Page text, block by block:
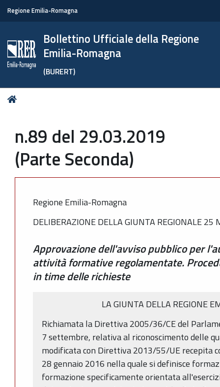
Regione Emilia-Romagna
Bollettino Ufficiale della Regione
Emilia-Romagna
(BURERT)
Tu
n.89 del 29.03.2019
(Parte Seconda)
Regione Emilia-Romagna
DELIBERAZIONE DELLA GIUNTA REGIONALE
Approvazione dell'avviso pubblico per
attività formative regolamentate.
in time delle richieste
LA GIUNTA DELLA REGIONE
Richiamata la Direttiva 2005/36/CE del
7 settembre, relativa al riconoscimento delle
modificata con Direttiva 2013/55/UE recepita
28 gennaio 2016 nella quale si definisce
formazione specificamente orientata